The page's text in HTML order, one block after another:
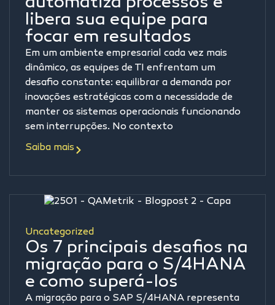
libera sua equipe para
focar em resultados
Em um ambiente empresarial cada vez mais
dinâmico, as equipes de TI enfrentam um
desafio constante: equilibrar a demanda por
inovações estratégicas com a necessidade de
manter os sistemas operacionais funcionando
sem interrupções. No contexto
Saiba mais
Uncategorized
Os 7 principais desafios na
migração para o S/4HANA
e como superá-los
A migração para o SAP S/4HANA representa